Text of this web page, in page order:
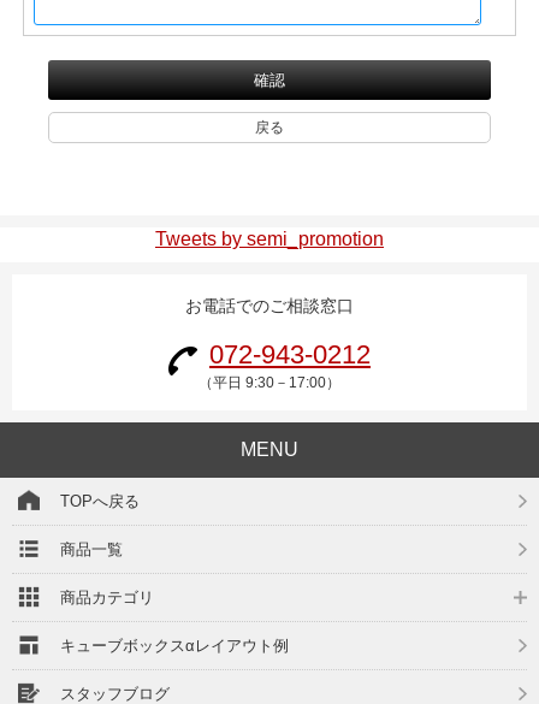
Tweets by semi_promotion
お電話でのご相談窓口
072-943-0212
（平日 9:30－17:00）
MENU
TOPへ戻る
商品一覧
商品カテゴリ
キューブボックスαレイアウト例
スタッフブログ